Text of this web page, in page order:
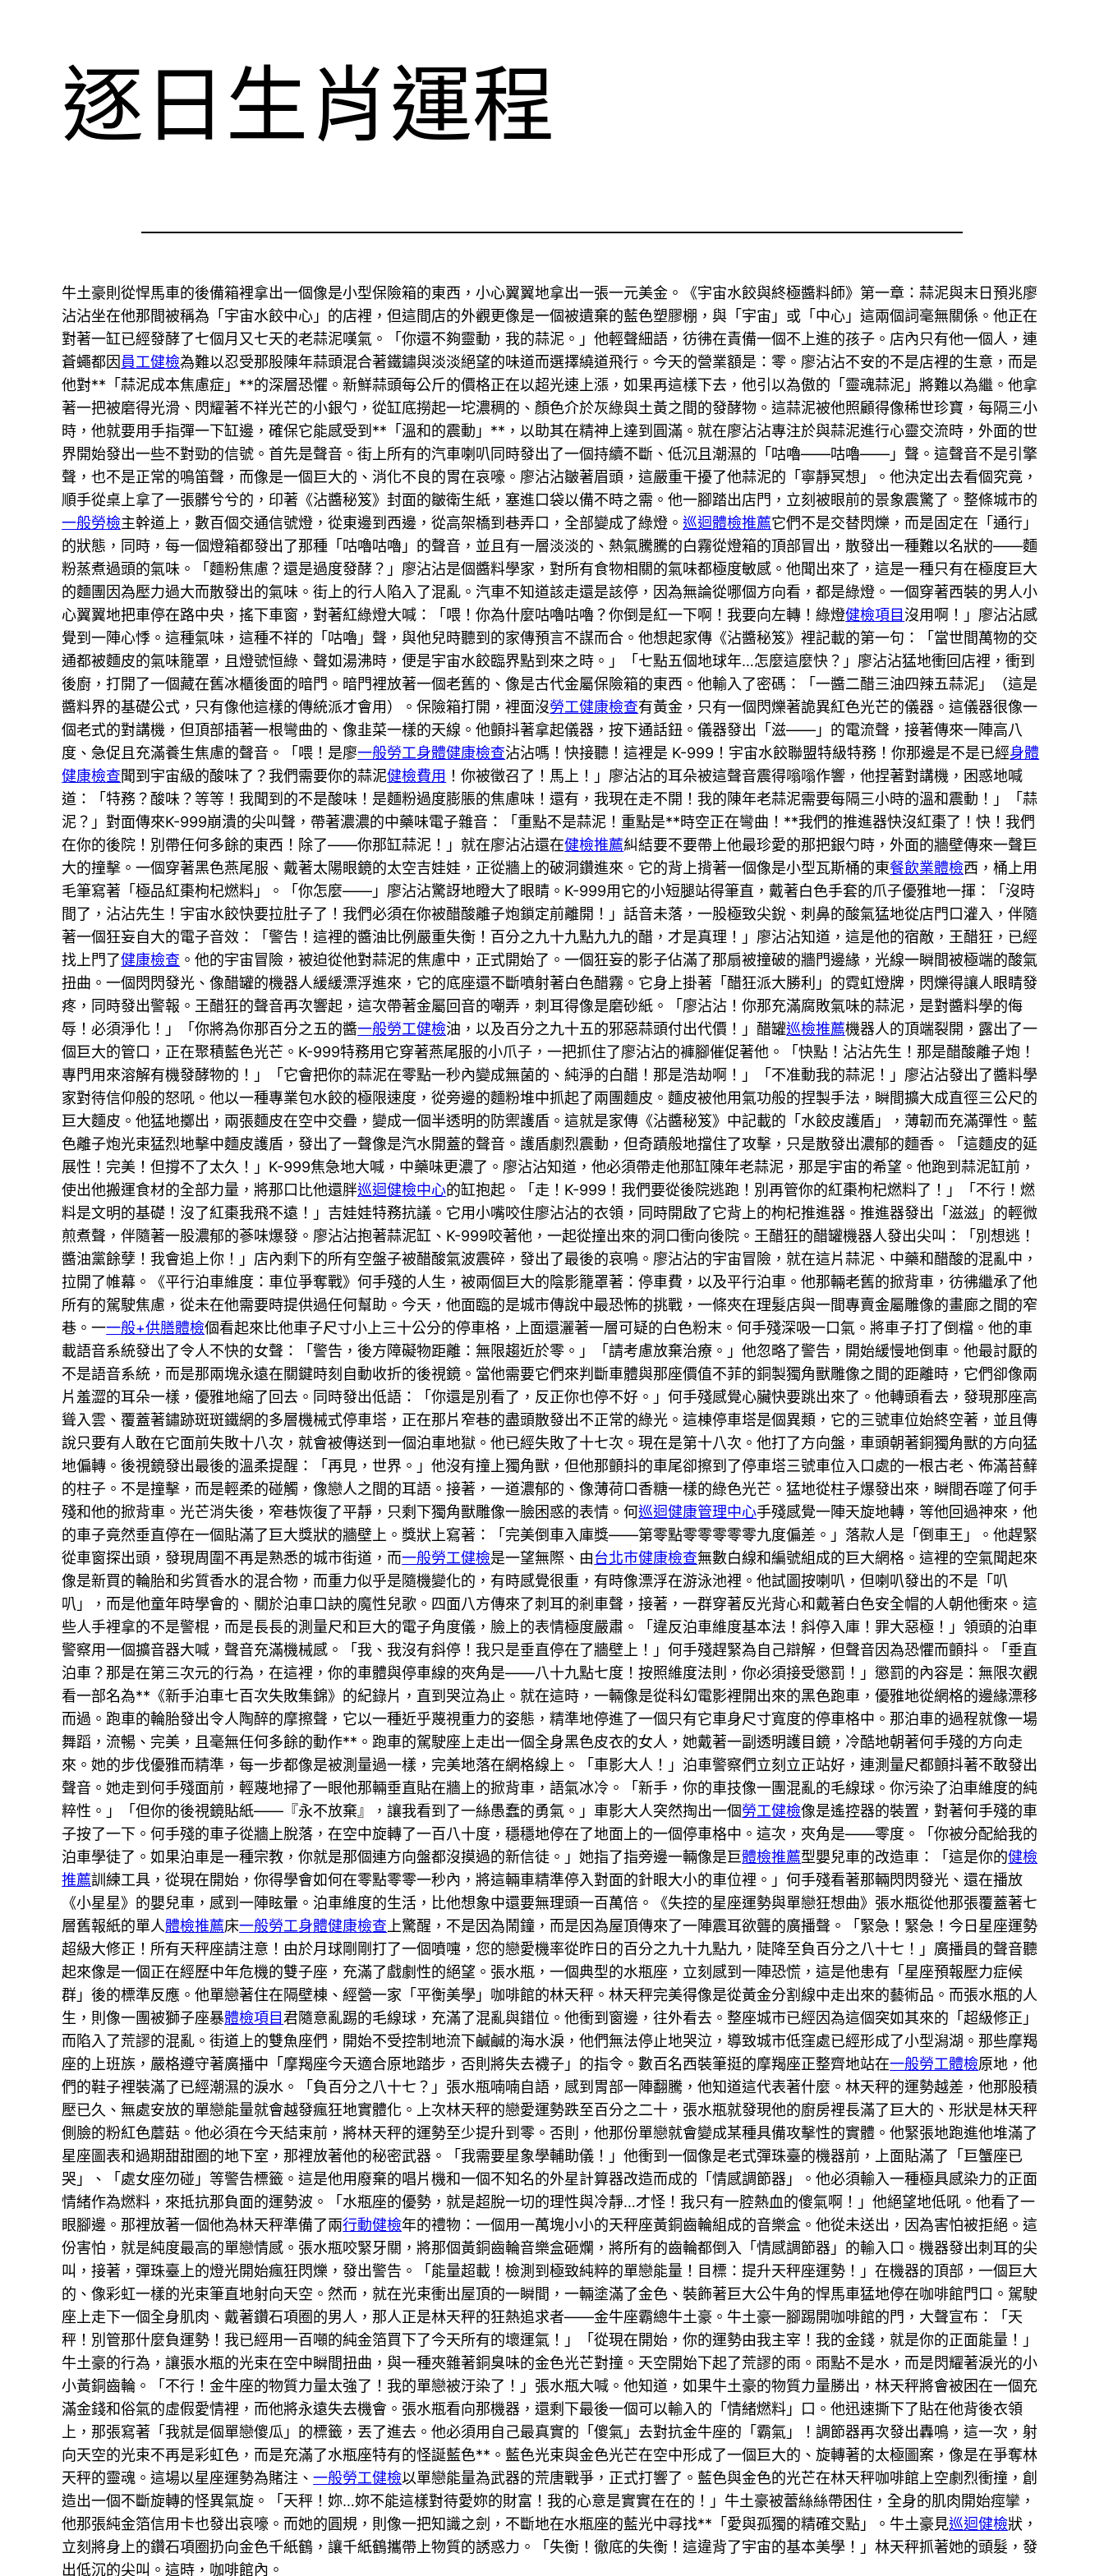
逐日生肖運程
牛土豪則從悍馬車的後備箱裡拿出一個像是小型保險箱的東西，小心翼翼地拿出一張一元美金。《宇宙水餃與終極醬料師》第一章：蒜泥與末日預兆廖
沾沾坐在他那間被稱為「宇宙水餃中心」的店裡，但這間店的外觀更像是一個被遺棄的藍色塑膠棚，與「宇宙」或「中心」這兩個詞毫無關係。他正在
對著一缸已經發酵了七個月又七天的老蒜泥嘆氣。「你還不夠靈動，我的蒜泥。」他輕聲細語，彷彿在責備一個不上進的孩子。店內只有他一個人，連
蒼蠅都因 員工健檢為難以忍受那股陳年蒜頭混合著鐵鏽與淡淡絕望的味道而選擇繞道飛行。今天的營業額是：零。廖沾沾不安的不是店裡的生意，而是
他對**「蒜泥成本焦慮症」**的深層恐懼。新鮮蒜頭每公斤的價格正在以超光速上漲，如果再這樣下去，他引以為傲的「靈魂蒜泥」將難以為繼。他拿
著一把被磨得光滑、閃耀著不祥光芒的小銀勺，從缸底撈起一坨濃稠的、顏色介於灰綠與土黃之間的發酵物。這蒜泥被他照顧得像稀世珍寶，每隔三小
時，他就要用手指彈一下缸邊，確保它能感受到**「溫和的震動」**，以助其在精神上達到圓滿。就在廖沾沾專注於與蒜泥進行心靈交流時，外面的世
界開始發出一些不對勁的信號。首先是聲音。街上所有的汽車喇叭同時發出了一個持續不斷、低沉且潮濕的「咕嚕——咕嚕——」聲。這聲音不是引擎
聲，也不是正常的鳴笛聲，而像是一個巨大的、消化不良的胃在哀嚎。廖沾沾皺著眉頭，這嚴重干擾了他蒜泥的「寧靜冥想」。他決定出去看個究竟，
順手從桌上拿了一張髒兮兮的，印著《沾醬秘笈》封面的皺衛生紙，塞進口袋以備不時之需。他一腳踏出店門，立刻被眼前的景象震驚了。整條城市的
一般勞檢主幹道上，數百個交通信號燈，從東邊到西邊，從高架橋到巷弄口，全部變成了綠燈。巡迴體檢推薦它們不是交替閃爍，而是固定在「通行」
的狀態，同時，每一個燈箱都發出了那種「咕嚕咕嚕」的聲音，並且有一層淡淡的、熱氣騰騰的白霧從燈箱的頂部冒出，散發出一種難以名狀的——麵
粉蒸煮過頭的氣味。「麵粉焦慮？還是過度發酵？」廖沾沾是個醬料學家，對所有食物相關的氣味都極度敏感。他聞出來了，這是一種只有在極度巨大
的麵團因為壓力過大而散發出的氣味。街上的行人陷入了混亂。汽車不知道該走還是該停，因為無論從哪個方向看，都是綠燈。一個穿著西裝的男人小
心翼翼地把車停在路中央，搖下車窗，對著紅綠燈大喊：「喂！你為什麼咕嚕咕嚕？你倒是紅一下啊！我要向左轉！綠燈健檢項目沒用啊！」廖沾沾感
覺到一陣心悸。這種氣味，這種不祥的「咕嚕」聲，與他兒時聽到的家傳預言不謀而合。他想起家傳《沾醬秘笈》裡記載的第一句：「當世間萬物的交
通都被麵皮的氣味籠罩，且燈號恒綠、聲如湯沸時，便是宇宙水餃臨界點到來之時。」「七點五個地球年…怎麼這麼快？」廖沾沾猛地衝回店裡，衝到
後廚，打開了一個藏在舊冰櫃後面的暗門。暗門裡放著一個老舊的、像是古代金屬保險箱的東西。他輸入了密碼：「一醬二醋三油四辣五蒜泥」（這是
醬料界的基礎公式，只有像他這樣的傳統派才會用）。保險箱打開，裡面沒勞工健康檢查有黃金，只有一個閃爍著詭異紅色光芒的儀器。這儀器很像一
個老式的對講機，但頂部插著一根彎曲的、像韭菜一樣的天線。他顫抖著拿起儀器，按下通話鈕。儀器發出「滋——」的電流聲，接著傳來一陣高八
度、急促且充滿養生焦慮的聲音。「喂！是廖一般勞工身體健康檢查沾沾嗎！快接聽！這裡是 K-999！宇宙水餃聯盟特級特務！你那邊是不是已經身體
健康檢查聞到宇宙級的酸味了？我們需要你的蒜泥健檢費用 ！你被徵召了！馬上！」廖沾沾的耳朵被這聲音震得嗡嗡作響，他捏著對講機，困惑地喊
道：「特務？酸味？等等！我聞到的不是酸味！是麵粉過度膨脹的焦慮味！還有，我現在走不開！我的陳年老蒜泥需要每隔三小時的溫和震動！」「蒜
泥？」對面傳來K-999崩潰的尖叫聲，帶著濃濃的中藥味電子雜音：「重點不是蒜泥！重點是**時空正在彎曲！**我們的推進器快沒紅棗了！快！我們
在你的後院！別帶任何多餘的東西！除了——你那缸蒜泥！」就在廖沾沾還在健檢推薦糾結要不要帶上他最珍愛的那把銀勺時，外面的牆壁傳來一聲巨
大的撞擊。一個穿著黑色燕尾服、戴著太陽眼鏡的太空吉娃娃，正從牆上的破洞鑽進來。它的背上揹著一個像是小型瓦斯桶的東餐飲業體檢西，桶上用
毛筆寫著「極品紅棗枸杞燃料」。「你怎麼——」廖沾沾驚訝地瞪大了眼睛。K-999用它的小短腿站得筆直，戴著白色手套的爪子優雅地一揮：「沒時
間了，沾沾先生！宇宙水餃快要拉肚子了！我們必須在你被醋酸離子炮鎖定前離開！」話音未落，一股極致尖銳、刺鼻的酸氣猛地從店門口灌入，伴隨
著一個狂妄自大的電子音效：「警告！這裡的醬油比例嚴重失衡！百分之九十九點九九的醋，才是真理！」廖沾沾知道，這是他的宿敵，王醋狂，已經
找上門了健康檢查 。他的宇宙冒險，被迫從他對蒜泥的焦慮中，正式開始了。一個狂妄的影子佔滿了那扇被撞破的牆門邊緣，光線一瞬間被極端的酸氣
扭曲。一個閃閃發光、像醋罐的機器人緩緩漂浮進來，它的底座還不斷噴射著白色醋霧。它身上掛著「醋狂派大勝利」的霓虹燈牌，閃爍得讓人眼睛發
疼，同時發出警報。王醋狂的聲音再次響起，這次帶著金屬回音的嘲弄，刺耳得像是磨砂紙。「廖沾沾！你那充滿腐敗氣味的蒜泥，是對醬料學的侮
辱！必須淨化！」「你將為你那百分之五的醬一般勞工健檢油，以及百分之九十五的邪惡蒜頭付出代價！」醋罐巡檢推薦機器人的頂端裂開，露出了一
個巨大的管口，正在聚積藍色光芒。K-999特務用它穿著燕尾服的小爪子，一把抓住了廖沾沾的褲腳催促著他。「快點！沾沾先生！那是醋酸離子炮！
專門用來溶解有機發酵物的！」「它會把你的蒜泥在零點一秒內變成無菌的、純淨的白醋！那是浩劫啊！」「不准動我的蒜泥！」廖沾沾發出了醬料學
家對待信仰般的怒吼。他以一種專業包水餃的極限速度，從旁邊的麵粉堆中抓起了兩團麵皮。麵皮被他用氣功般的捏製手法，瞬間擴大成直徑三公尺的
巨大麵皮。他猛地擲出，兩張麵皮在空中交疊，變成一個半透明的防禦護盾。這就是家傳《沾醬秘笈》中記載的「水餃皮護盾」，薄韌而充滿彈性。藍
色離子炮光束猛烈地擊中麵皮護盾，發出了一聲像是汽水開蓋的聲音。護盾劇烈震動，但奇蹟般地擋住了攻擊，只是散發出濃郁的麵香。「這麵皮的延
展性！完美！但撐不了太久！」K-999焦急地大喊，中藥味更濃了。廖沾沾知道，他必須帶走他那缸陳年老蒜泥，那是宇宙的希望。他跑到蒜泥缸前，
使出他搬運食材的全部力量，將那口比他還胖巡迴健檢中心的缸抱起。「走！K-999！我們要從後院逃跑！別再管你的紅棗枸杞燃料了！」「不行！燃
料是文明的基礎！沒了紅棗我飛不遠！」吉娃娃特務抗議。它用小嘴咬住廖沾沾的衣領，同時開啟了它背上的枸杞推進器。推進器發出「滋滋」的輕微
煎煮聲，伴隨著一股濃郁的蔘味爆發。廖沾沾抱著蒜泥缸、K-999咬著他，一起從撞出來的洞口衝向後院。王醋狂的醋罐機器人發出尖叫：「別想逃！
醬油黨餘孽！我會追上你！」店內剩下的所有空盤子被醋酸氣波震碎，發出了最後的哀鳴。廖沾沾的宇宙冒險，就在這片蒜泥、中藥和醋酸的混亂中，
拉開了帷幕。《平行泊車維度：車位爭奪戰》何手殘的人生，被兩個巨大的陰影籠罩著：停車費，以及平行泊車。他那輛老舊的掀背車，彷彿繼承了他
所有的駕駛焦慮，從未在他需要時提供過任何幫助。今天，他面臨的是城市傳說中最恐怖的挑戰，一條夾在理髮店與一間專賣金屬雕像的畫廊之間的窄
巷。一一般+供膳體檢個看起來比他車子尺寸小上三十公分的停車格，上面還灑著一層可疑的白色粉末。何手殘深吸一口氣。將車子打了倒檔。他的車
載語音系統發出了令人不快的女聲：「警告，後方障礙物距離：無限趨近於零。」「請考慮放棄治療。」他忽略了警告，開始緩慢地倒車。他最討厭的
不是語音系統，而是那兩塊永遠在關鍵時刻自動收折的後視鏡。當他需要它們來判斷車體與那座價值不菲的銅製獨角獸雕像之間的距離時，它們卻像兩
片羞澀的耳朵一樣，優雅地縮了回去。同時發出低語：「你還是別看了，反正你也停不好。」何手殘感覺心臟快要跳出來了。他轉頭看去，發現那座高
聳入雲、覆蓋著鏽跡斑斑鐵網的多層機械式停車塔，正在那片窄巷的盡頭散發出不正常的綠光。這棟停車塔是個異類，它的三號車位始終空著，並且傳
說只要有人敢在它面前失敗十八次，就會被傳送到一個泊車地獄。他已經失敗了十七次。現在是第十八次。他打了方向盤，車頭朝著銅獨角獸的方向猛
地偏轉。後視鏡發出最後的溫柔提醒：「再見，世界。」他沒有撞上獨角獸，但他那顫抖的車尾卻擦到了停車塔三號車位入口處的一根古老、佈滿苔蘚
的柱子。不是撞擊，而是輕柔的碰觸，像戀人之間的耳語。接著，一道濃郁的、像薄荷口香糖一樣的綠色光芒。猛地從柱子爆發出來，瞬間吞噬了何手
殘和他的掀背車。光芒消失後，窄巷恢復了平靜，只剩下獨角獸雕像一臉困惑的表情。何巡迴健康管理中心手殘感覺一陣天旋地轉，等他回過神來，他
的車子竟然垂直停在一個貼滿了巨大獎狀的牆壁上。獎狀上寫著：「完美倒車入庫獎——第零點零零零零零九度偏差。」落款人是「倒車王」。他趕緊
從車窗探出頭，發現周圍不再是熟悉的城市街道，而一般勞工健檢是一望無際、由台北巿健康檢查無數白線和編號組成的巨大網格。這裡的空氣聞起來
像是新買的輪胎和劣質香水的混合物，而重力似乎是隨機變化的，有時感覺很重，有時像漂浮在游泳池裡。他試圖按喇叭，但喇叭發出的不是「叭
叭」，而是他童年時學會的、關於泊車口訣的魔性兒歌。四面八方傳來了刺耳的剎車聲，接著，一群穿著反光背心和戴著白色安全帽的人朝他衝來。這
些人手裡拿的不是警棍，而是長長的測量尺和巨大的電子角度儀，臉上的表情極度嚴肅。「違反泊車維度基本法！斜停入庫！罪大惡極！」領頭的泊車
警察用一個擴音器大喊，聲音充滿機械感。「我、我沒有斜停！我只是垂直停在了牆壁上！」何手殘趕緊為自己辯解，但聲音因為恐懼而顫抖。「垂直
泊車？那是在第三次元的行為，在這裡，你的車體與停車線的夾角是——八十九點七度！按照維度法則，你必須接受懲罰！」懲罰的內容是：無限次觀
看一部名為**《新手泊車七百次失敗集錦》的紀錄片，直到哭泣為止。就在這時，一輛像是從科幻電影裡開出來的黑色跑車，優雅地從網格的邊緣漂移
而過。跑車的輪胎發出令人陶醉的摩擦聲，它以一種近乎蔑視重力的姿態，精準地停進了一個只有它車身尺寸寬度的停車格中。那泊車的過程就像一場
舞蹈，流暢、完美，且毫無任何多餘的動作**。跑車的駕駛座上走出一個全身黑色皮衣的女人，她戴著一副透明護目鏡，冷酷地朝著何手殘的方向走
來。她的步伐優雅而精準，每一步都像是被測量過一樣，完美地落在網格線上。「車影大人！」泊車警察們立刻立正站好，連測量尺都顫抖著不敢發出
聲音。她走到何手殘面前，輕蔑地掃了一眼他那輛垂直貼在牆上的掀背車，語氣冰冷。「新手，你的車技像一團混亂的毛線球。你污染了泊車維度的純
粹性。」「但你的後視鏡貼紙——『永不放棄』，讓我看到了一絲愚蠢的勇氣。」車影大人突然掏出一個勞工健檢像是遙控器的裝置，對著何手殘的車
子按了一下。何手殘的車子從牆上脫落，在空中旋轉了一百八十度，穩穩地停在了地面上的一個停車格中。這次，夾角是——零度。「你被分配給我的
泊車學徒了。如果泊車是一種宗教，你就是那個連方向盤都沒摸過的新信徒。」她指了指旁邊一輛像是巨體檢推薦型嬰兒車的改造車：「這是你的健檢
推薦訓練工具，從現在開始，你得學會如何在零點零零一秒內，將這輛車精準停入對面的針眼大小的車位裡。」何手殘看著那輛閃閃發光、還在播放
《小星星》的嬰兒車，感到一陣眩暈。泊車維度的生活，比他想象中還要無理頭一百萬倍。《失控的星座運勢與單戀狂想曲》張水瓶從他那張覆蓋著七
層舊報紙的單人體檢推薦床一般勞工身體健康檢查 上驚醒，不是因為鬧鐘，而是因為屋頂傳來了一陣震耳欲聾的廣播聲。「緊急！緊急！今日星座運勢
超級大修正！所有天秤座請注意！由於月球剛剛打了一個噴嚏，您的戀愛機率從昨日的百分之九十九點九，陡降至負百分之八十七！」廣播員的聲音聽
起來像是一個正在經歷中年危機的雙子座，充滿了戲劇性的絕望。張水瓶，一個典型的水瓶座，立刻感到一陣恐慌，這是他患有「星座預報壓力症候
群」後的標準反應。他單戀著住在隔壁棟、經營一家「平衡美學」咖啡館的林天秤。林天秤完美得像是從黃金分割線中走出來的藝術品。而張水瓶的人
生，則像一團被獅子座暴體檢項目君隨意亂踢的毛線球，充滿了混亂與錯位。他衝到窗邊，往外看去。整座城市已經因為這個突如其來的「超級修正」
而陷入了荒謬的混亂。街道上的雙魚座們，開始不受控制地流下鹹鹹的海水淚，他們無法停止地哭泣，導致城市低窪處已經形成了小型潟湖。那些摩羯
座的上班族，嚴格遵守著廣播中「摩羯座今天適合原地踏步，否則將失去襪子」的指令。數百名西裝筆挺的摩羯座正整齊地站在一般勞工體檢原地，他
們的鞋子裡裝滿了已經潮濕的淚水。「負百分之八十七？」張水瓶喃喃自語，感到胃部一陣翻騰，他知道這代表著什麼。林天秤的運勢越差，他那股積
壓已久、無處安放的單戀能量就會越發瘋狂地實體化。上次林天秤的戀愛運勢跌至百分之二十，張水瓶就發現他的廚房裡長滿了巨大的、形狀是林天秤
側臉的粉紅色蘑菇。他必須在今天結束前，將林天秤的運勢至少提升到零。否則，他那份單戀就會變成某種具備攻擊性的實體。他緊張地跑進他堆滿了
星座圖表和過期甜甜圈的地下室，那裡放著他的秘密武器。「我需要星象學輔助儀！」他衝到一個像是老式彈珠臺的機器前，上面貼滿了「巨蟹座已
哭」、「處女座勿碰」等警告標籤。這是他用廢棄的唱片機和一個不知名的外星計算器改造而成的「情感調節器」。他必須輸入一種極具感染力的正面
情緒作為燃料，來抵抗那負面的運勢波。「水瓶座的優勢，就是超脫一切的理性與冷靜…才怪！我只有一腔熱血的傻氣啊！」他絕望地低吼。他看了一
眼腳邊。那裡放著一個他為林天秤準備了兩行動健檢年的禮物：一個用一萬塊小小的天秤座黃銅齒輪組成的音樂盒。他從未送出，因為害怕被拒絕。這
份害怕，就是純度最高的單戀情感。張水瓶咬緊牙關，將那個黃銅齒輪音樂盒砸爛，將所有的齒輪都倒入「情感調節器」的輸入口。機器發出刺耳的尖
叫，接著，彈珠臺上的燈光開始瘋狂閃爍，發出警告。「能量超載！檢測到極致純粹的單戀能量！目標：提升天秤座運勢！」在機器的頂部，一個巨大
的、像彩虹一樣的光束筆直地射向天空。然而，就在光束衝出屋頂的一瞬間，一輛塗滿了金色、裝飾著巨大公牛角的悍馬車猛地停在咖啡館門口。駕駛
座上走下一個全身肌肉、戴著鑽石項圈的男人，那人正是林天秤的狂熱追求者——金牛座霸總牛土豪。牛土豪一腳踢開咖啡館的門，大聲宣布：「天
秤！別管那什麼負運勢！我已經用一百噸的純金箔買下了今天所有的壞運氣！」「從現在開始，你的運勢由我主宰！我的金錢，就是你的正面能量！」
牛土豪的行為，讓張水瓶的光束在空中瞬間扭曲，與一種夾雜著銅臭味的金色光芒對撞。天空開始下起了荒謬的雨。雨點不是水，而是閃耀著淚光的小
小黃銅齒輪。「不行！金牛座的物質力量太強了！我的單戀被汙染了！」張水瓶大喊。他知道，如果牛土豪的物質力量勝出，林天秤將會被困在一個充
滿金錢和俗氣的虛假愛情裡，而他將永遠失去機會。張水瓶看向那機器，還剩下最後一個可以輸入的「情緒燃料」口。他迅速撕下了貼在他背後衣領
上，那張寫著「我就是個單戀傻瓜」的標籤，丟了進去。他必須用自己最真實的「傻氣」去對抗金牛座的「霸氣」！調節器再次發出轟鳴，這一次，射
向天空的光束不再是彩虹色，而是充滿了水瓶座特有的怪誕藍色**。藍色光束與金色光芒在空中形成了一個巨大的、旋轉著的太極圖案，像是在爭奪林
天秤的靈魂。這場以星座運勢為賭注、一般勞工健檢以單戀能量為武器的荒唐戰爭，正式打響了。藍色與金色的光芒在林天秤咖啡館上空劇烈衝撞，創
造出一個不斷旋轉的怪異氣旋。「天秤！妳…妳不能這樣對待愛妳的財富！我的心意是實實在在的！」牛土豪被蕾絲絲帶困住，全身的肌肉開始痙攣，
他那張純金箔信用卡也發出哀嚎。而她的圓規，則像一把知識之劍，不斷地在水瓶座的藍光中尋找**「愛與孤獨的精確交點」。牛土豪見巡迴健檢狀，
立刻將身上的鑽石項圈扔向金色千紙鶴，讓千紙鶴攜帶上物質的誘惑力。「失衡！徹底的失衡！這違背了宇宙的基本美學！」林天秤抓著她的頭髮，發
出低沉的尖叫。這時，咖啡館內。